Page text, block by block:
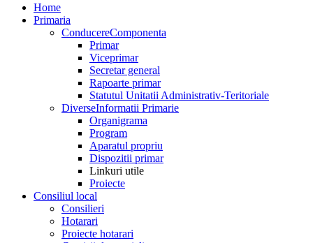
Home
Primaria
ConducereComponenta
Primar
Viceprimar
Secretar general
Rapoarte primar
Statutul Unitatii Administrativ-Teritoriale
DiverseInformatii Primarie
Organigrama
Program
Aparatul propriu
Dispozitii primar
Linkuri utile
Proiecte
Consiliul local
Consilieri
Hotarari
Proiecte hotarari